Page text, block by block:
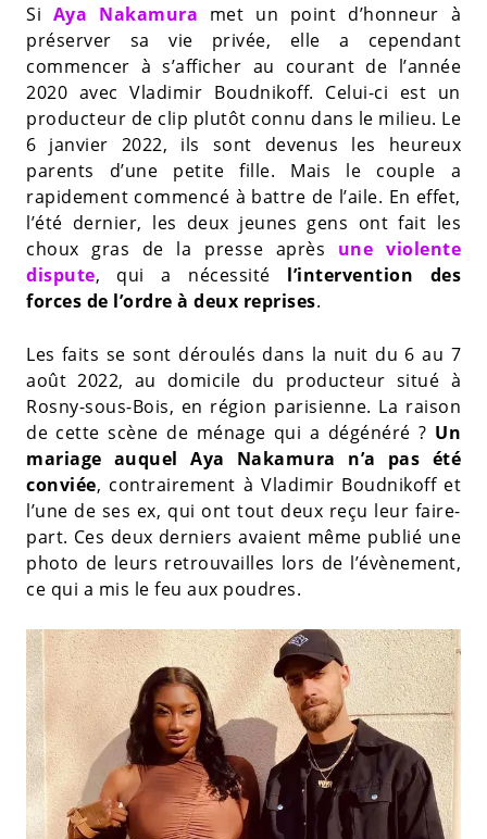
Si Aya Nakamura met un point d’honneur à
préserver sa vie privée, elle a cependant
commencer à s’afficher au courant de l’année
2020 avec Vladimir Boudnikoff. Celui-ci est un
producteur de clip plutôt connu dans le milieu. Le
6 janvier 2022, ils sont devenus les heureux
parents d’une petite fille. Mais le couple a
rapidement commencé à battre de l’aile. En effet,
l’été dernier, les deux jeunes gens ont fait les
choux gras de la presse après une violente
dispute, qui a nécessité l’intervention des
forces de l’ordre à deux reprises.
Les faits se sont déroulés dans la nuit du 6 au 7
août 2022, au domicile du producteur situé à
Rosny-sous-Bois, en région parisienne. La raison
de cette scène de ménage qui a dégénéré ? Un
mariage auquel Aya Nakamura n’a pas été
conviée, contrairement à Vladimir Boudnikoff et
l’une de ses ex, qui ont tout deux reçu leur faire-
part. Ces deux derniers avaient même publié une
photo de leurs retrouvailles lors de l’évènement,
ce qui a mis le feu aux poudres.